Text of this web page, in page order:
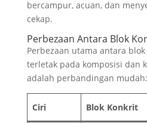
bercampur, acuan, dan
cekap.
Perbezaan Antara Blok
Perbezaan utama antara
terletak pada komposisi dan
adalah perbandingan mudah:
Ciri Blok Konkrit